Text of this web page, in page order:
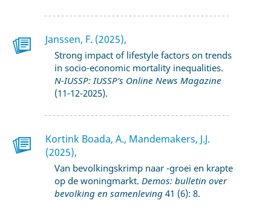
Janssen, F. (2025),
Strong impact of lifestyle factors on trends
in socio-economic mortality inequalities.
N-IUSSP: IUSSP’s Online News Magazine
(11-12-2025).
Kortink Boada, A., Mandemakers, J.J.
(2025),
Van bevolkingskrimp naar -groei en krapte
op de woningmarkt. Demos: bulletin over
bevolking en samenleving 41 (6): 8.